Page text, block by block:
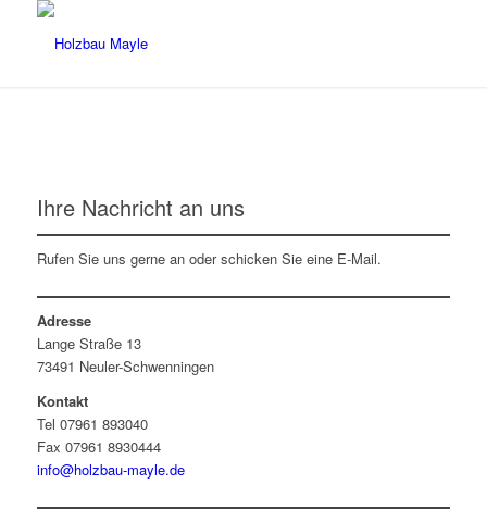
Ihre Nachricht an uns
Rufen Sie uns gerne an oder schicken Sie eine E-Mail.
Adresse
Lange Straße 13
73491 Neuler-Schwenningen
Kontakt
Tel 07961 893040
Fax 07961 8930444
info@holzbau-mayle.de